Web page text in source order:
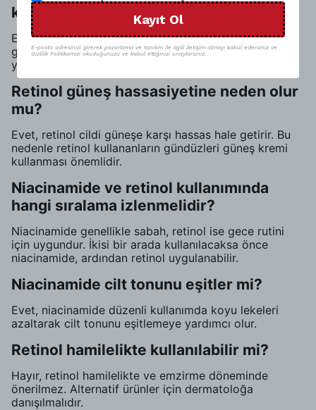
kullanılabilir mi?
Evet, niacinamide göz çevresindeki hassas cilt için
güvenlidir. Şişlikleri ve koyu halkaları azaltmaya
yardımcı olabilir.
Retinol güneş hassasiyetine neden olur
mu?
Evet, retinol cildi güneşe karşı hassas hale getirir. Bu
nedenle retinol kullananların gündüzleri güneş kremi
kullanması önemlidir.
Niacinamide ve retinol kullanımında
hangi sıralama izlenmelidir?
Niacinamide genellikle sabah, retinol ise gece rutini
için uygundur. İkisi bir arada kullanılacaksa önce
niacinamide, ardından retinol uygulanabilir.
Niacinamide cilt tonunu eşitler mi?
Evet, niacinamide düzenli kullanımda koyu lekeleri
azaltarak cilt tonunu eşitlemeye yardımcı olur.
Retinol hamilelikte kullanılabilir mi?
Hayır, retinol hamilelikte ve emzirme döneminde
önerilmez. Alternatif ürünler için dermatoloğa
danışılmalıdır.
Kayıt Ol
E-posta adresinizi girerek pazarlama ve tanıtım ile ilgili iletişim almayı kabul edersiniz ve
Gizlilik Politikamızı okuduğunuzu ve kabul ettiğinizi onaylarsınız.